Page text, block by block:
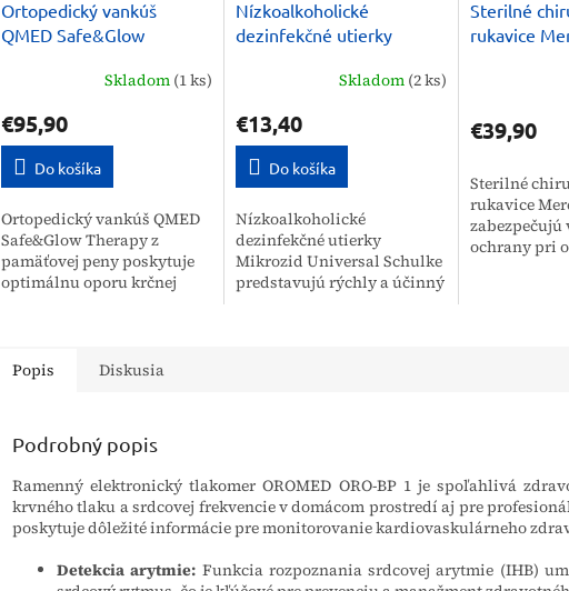
Ortopedický vankúš
QMED Safe&Glow
Skladom (1 ks)
€95,90
Do košíka
Ortopedický vankúš QMED
Safe&Glow Therapy z
pamäťovej peny poskytuje
optimálnu oporu krčnej
Nízkoalkoholické
dezinfekčné utierky
Skladom (2 ks)
€13,40
Do košíka
Nízkoalkoholické
dezinfekčné utierky
Mikrozid Universal Schulke
predstavujú rýchly a účinný
Sterilné
rukavice
€39,90
Sterilné
rukavice
zabezpečujú
ochrany pri
Popis Diskusia
Podrobný popis
Ramenný elektronický tlakomer OROMED ORO-BP 1 je spoľahlivá
krvného tlaku a srdcovej frekvencie v domácom prostredí aj pre
poskytuje dôležité informácie pre monitorovanie kardiovaskulárneho
Detekcia arytmie: Funkcia rozpoznania srdcovej arytmie (IHB)